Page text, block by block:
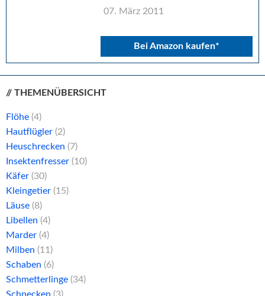
07. März 2011
Bei Amazon kaufen*
// THEMENÜBERSICHT
Flöhe (4)
Hautflügler (2)
Heuschrecken (7)
Insektenfresser (10)
Käfer (30)
Kleingetier (15)
Läuse (8)
Libellen (4)
Marder (4)
Milben (11)
Schaben (6)
Schmetterlinge (34)
Schnecken (3)